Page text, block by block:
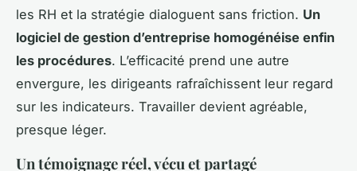
les RH et la stratégie dialoguent sans friction. Un
logiciel de gestion d’entreprise homogénéise enfin
les procédures. L’efficacité prend une autre
envergure, les dirigeants rafraîchissent leur regard
sur les indicateurs. Travailler devient agréable,
presque léger.
Un témoignage réel, vécu et partagé